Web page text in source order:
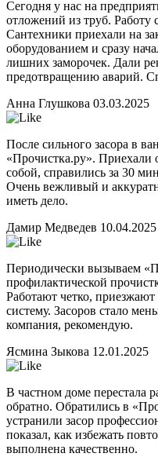
Сегодня у нас на
отложений из труб. Работу
Сантехники приехали на
оборудованием и сразу
лишних заморочек. Дали
предотвращению аварий.
Анна Глушкова 03.03.2025
После сильного засора в
«Прочистка.ру». Приехали
собой, справились за 30
Очень вежливый и
иметь дело.
Дамир Медведев 10.04.2025
Периодически вызываем
профилактической
Работают четко,
систему. Засоров стало
компания, рекомендую.
Ясмина Зыкова 12.01.2025
В частном доме перестала
обратно. Обратились в
устранили засор
показал, как избежать
выполнена качественно.